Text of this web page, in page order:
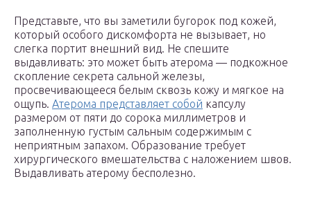
Представьте, что вы заметили бугорок под кожей,
который особого дискомфорта не вызывает, но
слегка портит внешний вид. Не спешите
выдавливать: это может быть атерома — подкожное
скопление секрета сальной железы,
просвечивающееся белым сквозь кожу и мягкое на
ощупь. Атерома представляет собой капсулу
размером от пяти до сорока миллиметров и
заполненную густым сальным содержимым с
неприятным запахом. Образование требует
хирургического вмешательства с наложением швов.
Выдавливать атерому бесполезно.